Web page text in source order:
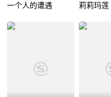
一个人的遭遇 莉莉玛莲